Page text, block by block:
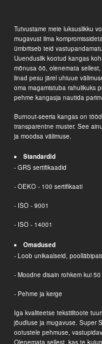
Tutvustame meie luksuslikku
mugavust ilma
ümbritseb teid
Uuenduslik kootud kangas
mõnusa öö, olenemata
linad pesu järel uhiuue
oma magamistuba rahulikuks
pehme kangasja nautida
Burnout-seeria kangas on
transparentne muster. See
ja moodsa välimuse.
Standardid
- GRS sertifikaadid
- OEKO - 100 sertifikaati
- ISO - 9001
- ISO - 14001
Omadused
- Loob unikaalseid,
- Moodne disain rohkem kui
- Pehme ja kerge
Iga kvaliteetse tekstiiltoote
jõudluse ja mugavuse. Super
ootustele pehmuse,
Olenemata sellest, kas te